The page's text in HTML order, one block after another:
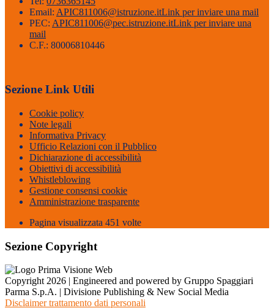
Email: APIC811006@istruzione.itLink per inviare una mail
PEC: APIC811006@pec.istruzione.itLink per inviare una
mail
C.F.: 80006810446
Sezione Link Utili
Cookie policy
Note legali
Informativa Privacy
Ufficio Relazioni con il Pubblico
Dichiarazione di accessibilità
Obiettivi di accessibilità
Whistleblowing
Gestione consensi cookie
Amministrazione trasparente
Pagina visualizzata 451 volte
Sezione Copyright
Copyright 2026 | Engineered and powered by Gruppo Spaggiari
Parma S.p.A. | Divisione Publishing & New Social Media
Disclaimer trattamento dati personali